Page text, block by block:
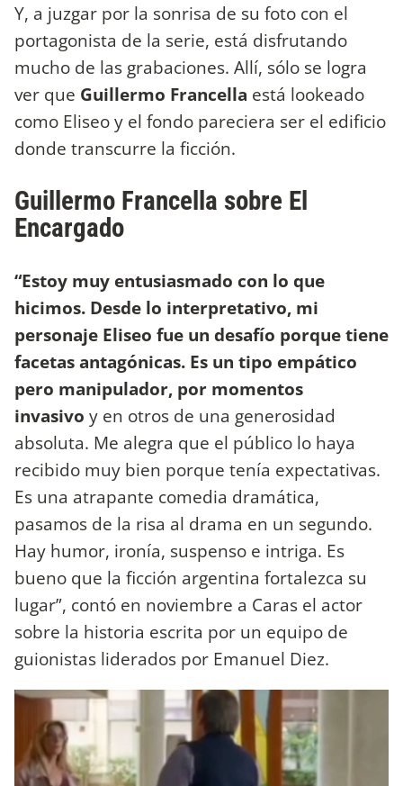
Y, a juzgar por la sonrisa de su foto con el
portagonista de la serie, está disfrutando
mucho de las grabaciones. Allí, sólo se logra
ver que Guillermo Francella está lookeado
como Eliseo y el fondo pareciera ser el edificio
donde transcurre la ficción.
Guillermo Francella sobre El
Encargado
“Estoy muy entusiasmado con lo que
hicimos. Desde lo interpretativo, mi
personaje Eliseo fue un desafío porque tiene
facetas antagónicas. Es un tipo empático
pero manipulador, por momentos
invasivo y en otros de una generosidad
absoluta. Me alegra que el público lo haya
recibido muy bien porque tenía expectativas.
Es una atrapante comedia dramática,
pasamos de la risa al drama en un segundo.
Hay humor, ironía, suspenso e intriga. Es
bueno que la ficción argentina fortalezca su
lugar”, contó en noviembre a Caras el actor
sobre la historia escrita por un equipo de
guionistas liderados por Emanuel Diez.